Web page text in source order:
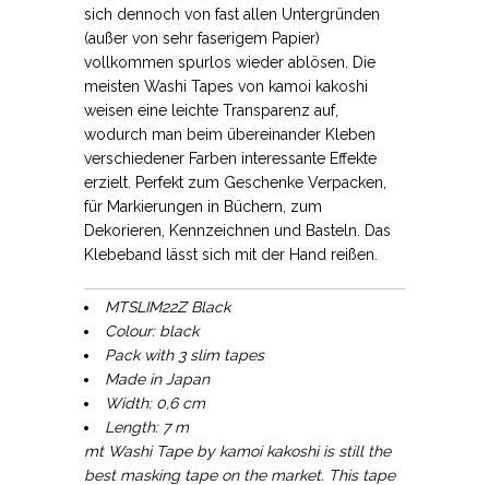
sich dennoch von fast allen Untergründen
(außer von sehr faserigem Papier)
vollkommen spurlos wieder ablösen. Die
meisten Washi Tapes von kamoi kakoshi
weisen eine leichte Transparenz auf,
wodurch man beim übereinander Kleben
verschiedener Farben interessante Effekte
erzielt. Perfekt zum Geschenke Verpacken,
für Markierungen in Büchern, zum
Dekorieren, Kennzeichnen und Basteln. Das
Klebeband lässt sich mit der Hand reißen.
MTSLIM22Z Black
Colour: black
Pack with 3 slim tapes
Made in Japan
Width: 0,6 cm
Length: 7 m
mt Washi Tape by kamoi kakoshi is still the
best masking tape on the market. This tape